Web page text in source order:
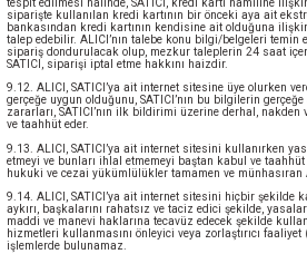
siparişte kullanılan kredi kartının bir önceki aya ait
bankasından kredi kartının kendisine ait olduğuna
talep edebilir. ALICI’nın talebe konu bilgi/belgeleri temin
sipariş dondurulacak olup, mezkur taleplerin 24 saat
SATICI, siparişi iptal etme hakkını haizdir.
9.12. ALICI, SATICI’ya ait internet sitesine üye olurken
gerçeğe uygun olduğunu, SATICI’nın bu bilgilerin gerçeğe
zararları, SATICI’nın ilk bildirimi üzerine derhal, nakden
ve taahhüt eder.
9.13. ALICI, SATICI’ya ait internet sitesini kullanırken
etmeyi ve bunları ihlal etmemeyi baştan kabul ve
hukuki ve cezai yükümlülükler tamamen ve münhasıran
9.14. ALICI, SATICI’ya ait internet sitesini hiçbir şekilde
aykırı, başkalarını rahatsız ve taciz edici şekilde,
maddi ve manevi haklarına tecavüz edecek şekilde
hizmetleri kullanmasını önleyici veya zorlaştırıcı
işlemlerde bulunamaz.